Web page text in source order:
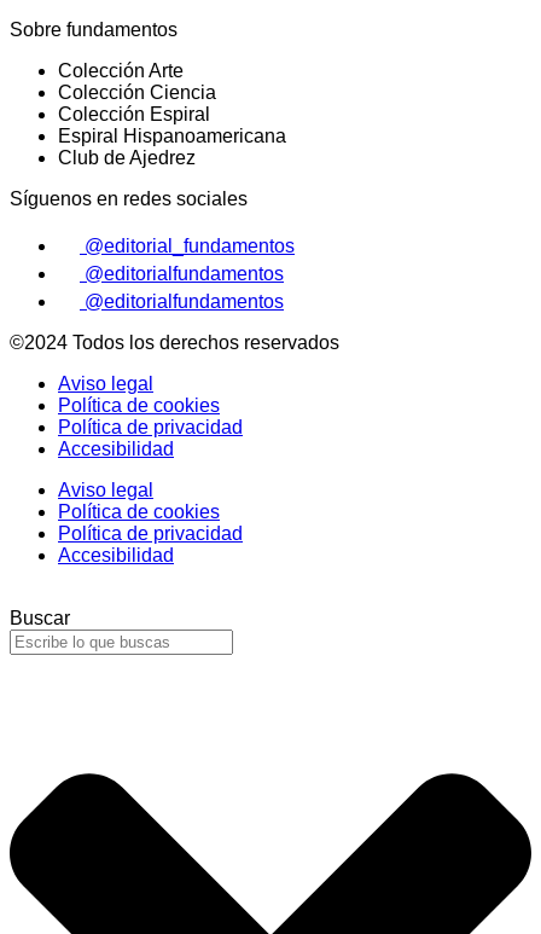
Sobre fundamentos
Colección Arte
Colección Ciencia
Colección Espiral
Espiral Hispanoamericana
Club de Ajedrez
Síguenos en redes sociales
@editorial_fundamentos
@editorialfundamentos
@editorialfundamentos
©2024 Todos los derechos reservados
Aviso legal
Política de cookies
Política de privacidad
Accesibilidad
Aviso legal
Política de cookies
Política de privacidad
Accesibilidad
Buscar